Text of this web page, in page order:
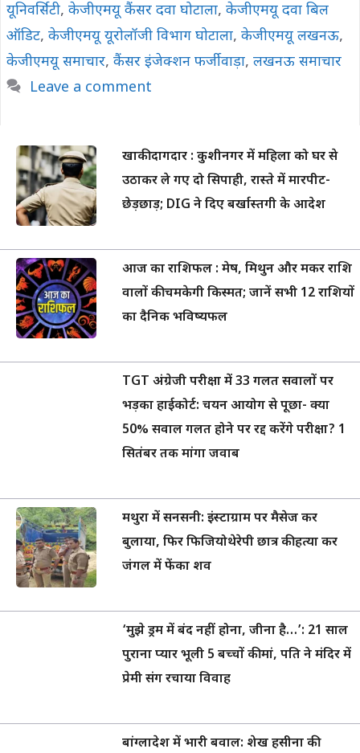
यूनिवर्सिटी, केजीएमयू कैंसर दवा घोटाला, केजीएमयू दवा बिल
ऑडिट, केजीएमयू यूरोलॉजी विभाग घोटाला, केजीएमयू लखनऊ,
केजीएमयू समाचार, कैंसर इंजेक्शन फर्जीवाड़ा, लखनऊ समाचार
Leave a comment
खाकी दागदार : कुशीनगर में महिला को घर से
उठाकर ले गए दो सिपाही, रास्ते में मारपीट-
छेड़छाड़; DIG ने दिए बर्खास्तगी के आदेश
आज का राशिफल : मेष, मिथुन और मकर राशि
वालों की चमकेगी किस्मत; जानें सभी 12 राशियों
का दैनिक भविष्यफल
TGT अंग्रेजी परीक्षा में 33 गलत सवालों पर
भड़का हाईकोर्ट: चयन आयोग से पूछा- क्या
50% सवाल गलत होने पर रद्द करेंगे परीक्षा? 1
सितंबर तक मांगा जवाब
मथुरा में सनसनी: इंस्टाग्राम पर मैसेज कर
बुलाया, फिर फिजियोथेरेपी छात्र की हत्या कर
जंगल में फेंका शव
‘मुझे ड्रम में बंद नहीं होना, जीना है…’: 21 साल
पुराना प्यार भूली 5 बच्चों की मां, पति ने मंदिर में
प्रेमी संग रचाया विवाह
बांग्लादेश में भारी बवाल: शेख हसीना की